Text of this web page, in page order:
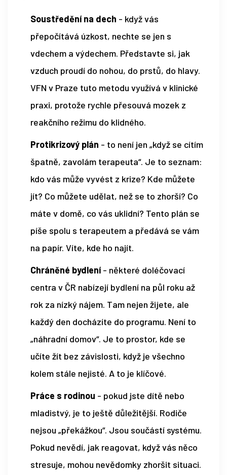
Soustředění na dech - když vás
přepočítává úzkost, nechte se jen s
vdechem a výdechem. Představte si, jak
vzduch proudí do nohou, do prstů, do hlavy.
VFN v Praze tuto metodu využívá v klinické
praxi, protože rychle přesouvá mozek z
reakčního režimu do klidného.
Protikrizový plán - to není jen „když se cítím
špatně, zavolám terapeuta“. Je to seznam:
kdo vás může vyvést z krize? Kde můžete
jít? Co můžete udělat, než se to zhorší? Co
máte v domě, co vás uklidní? Tento plán se
píše spolu s terapeutem a předává se vám
na papír. Víte, kde ho najít.
Chráněné bydlení- některé doléčovací
centra v ČR nabízejí bydlení na půl roku až
rok za nízký nájem. Tam nejen žijete, ale
každý den docházíte do programu. Není to
„náhradní domov“. Je to prostor, kde se
učíte žít bez závislosti, když je všechno
kolem stále nejisté. A to je klíčové.
Práce s rodinou - pokud jste dítě nebo
mladistvý, je to ještě důležitější. Rodiče
nejsou „překážkou“. Jsou součástí systému.
Pokud nevědí, jak reagovat, když vás něco
stresuje, mohou nevědomky zhoršit situaci.